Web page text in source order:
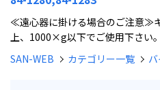
≪遠心器に掛ける場合のご注意≫
上、1000×g以下でご使用下さい。
SAN-WEB
カテゴリー一覧